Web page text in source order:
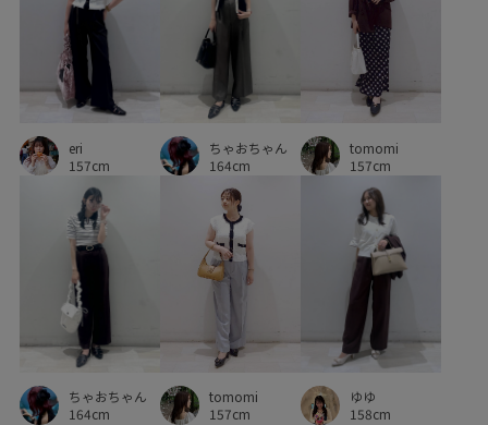
ペプラム メッシュ
レイヤードデザイン ワイドパンツ ワンピース
伸縮性 合わせやすい 大人っぽい 安定感 幅広
抜け感 接触冷感 歩きやすい 洗濯機で洗える
程よいボリューム 華やか
落ち感 透け感
eri
157cm
ちゃおちゃん
164cm
tomomi
157cm
ちゃおちゃん
164cm
tomomi
157cm
ゆゆ
158cm